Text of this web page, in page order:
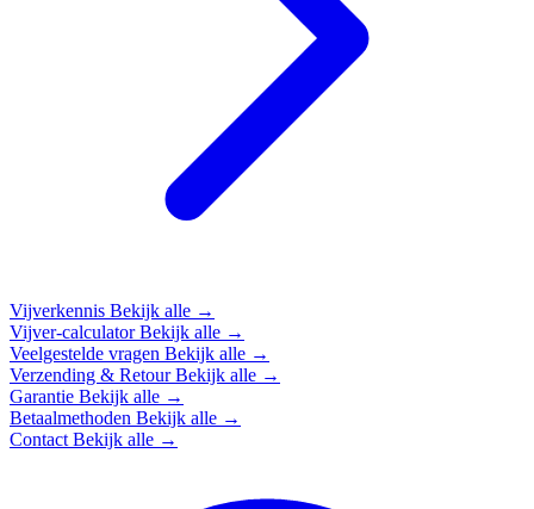
Vijverkennis Bekijk alle →
Vijver-calculatorBekijk alle →
Veelgestelde vragen Bekijk alle →
Verzending & RetourBekijk alle →
Garantie Bekijk alle →
Betaalmethoden Bekijk alle →
Contact Bekijk alle →